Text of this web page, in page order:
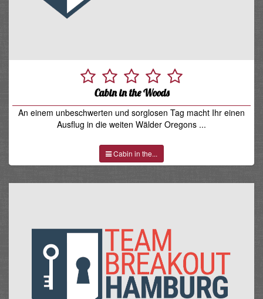
Cabin in the Woods
An einem unbeschwerten und sorglosen Tag macht Ihr einen
Ausflug in die weiten Wälder Oregons ...
Cabin in the...